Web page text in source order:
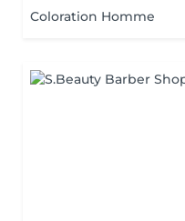
Coloration Homme